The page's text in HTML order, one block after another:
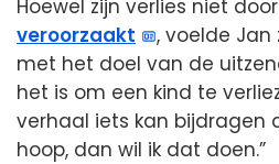
Hoewel zijn verlies niet
veroorzaakt
, voelde Jan
met het doel van de
het is om een kind te
verhaal iets kan bijdragen
hoop, dan wil ik dat doen.”